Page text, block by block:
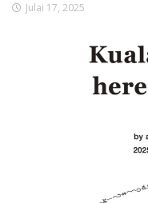
Julai 17, 2025